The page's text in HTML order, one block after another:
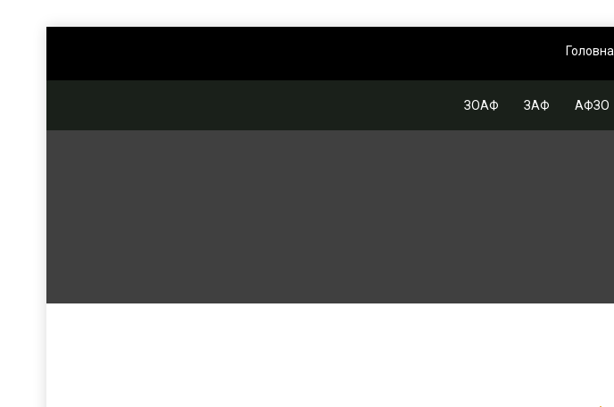
Головна
ЗОАФ ЗАФ АФЗО